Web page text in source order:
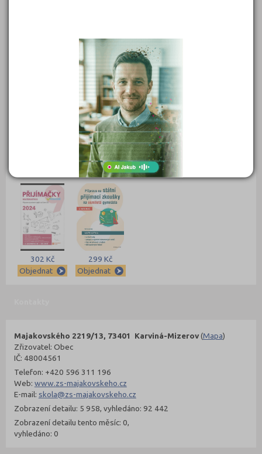
Objednat
399 Kč
Objednat
339 Kč
Objednat
339 Kč
Objednat
302 Kč
Objednat
299 Kč
Objednat
Majakovského 2219/13, 73401 Karviná-Mizerov(Mapa)
Zřizovatel: Obec
IČ: 48004561
Telefon: +420 596 311 196
Web: www.zs-majakovskeho.cz
E-mail: skola@zs-majakovskeho.cz
Zobrazení detailu: 5 958, vyhledáno: 92 442
Zobrazení detailu tento měsíc: 0,
vyhledáno: 0